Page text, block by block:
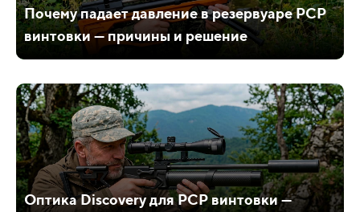
Почему падает давление в резервуаре PCP
винтовки — причины и решение
Оптика Discovery для PCP винтовки —